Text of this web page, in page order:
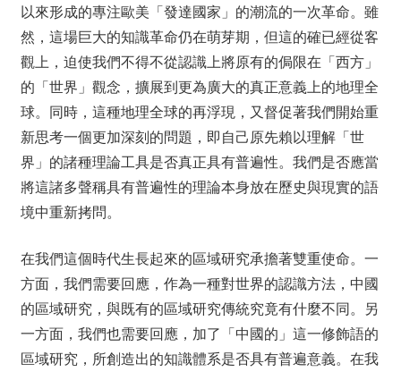
以來形成的專注歐美「發達國家」的潮流的一次革命。雖
然，這場巨大的知識革命仍在萌芽期，但這的確已經從客
觀上，迫使我們不得不從認識上將原有的侷限在「西方」
的「世界」觀念，擴展到更為廣大的真正意義上的地理全
球。同時，這種地理全球的再浮現，又督促著我們開始重
新思考一個更加深刻的問題，即自己原先賴以理解「世
界」的諸種理論工具是否真正具有普遍性。我們是否應當
將這諸多聲稱具有普遍性的理論本身放在歷史與現實的語
境中重新拷問。
在我們這個時代生長起來的區域研究承擔著雙重使命。一
方面，我們需要回應，作為一種對世界的認識方法，中國
的區域研究，與既有的區域研究傳統究竟有什麼不同。另
一方面，我們也需要回應，加了「中國的」這一修飾語的
區域研究，所創造出的知識體系是否具有普遍意義。在我